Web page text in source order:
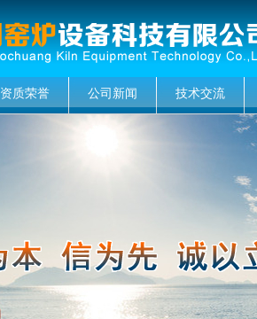
资质荣誉 公司新闻 技术交流